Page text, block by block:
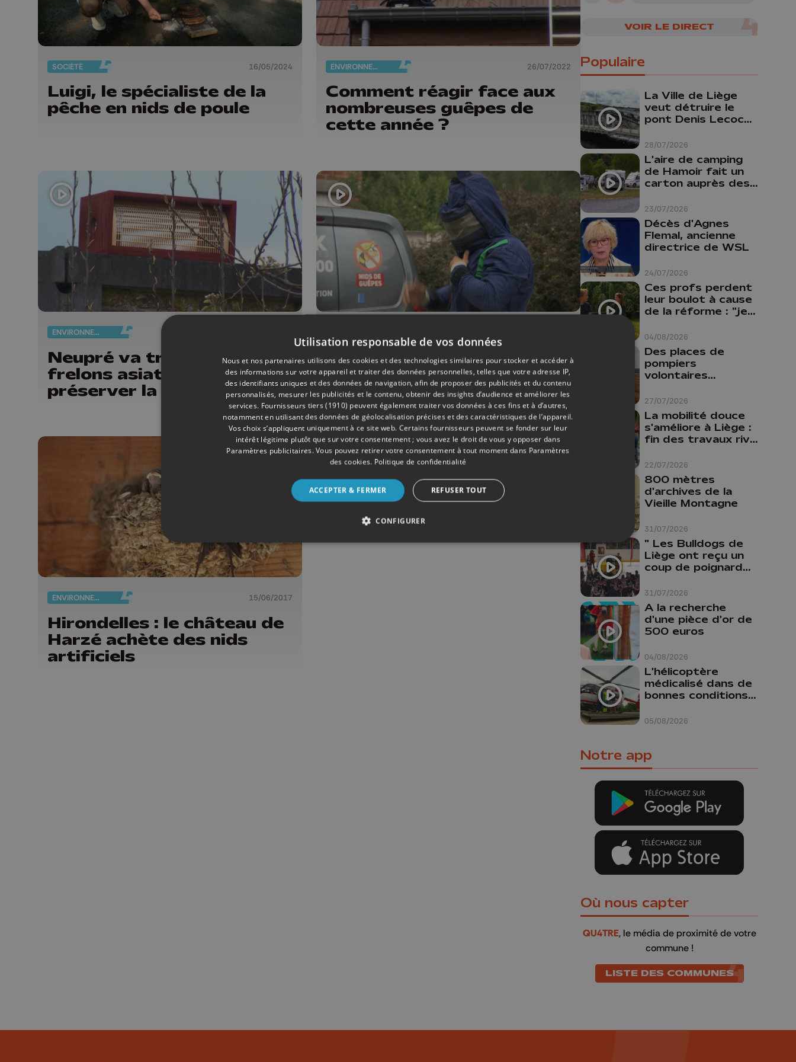
SOCIÉTÉ 16/05/2024
Luigi, le spécialiste de la
pêche en nids de poule
ENVIRONNEMENT 26/07/2022
Comment réagir face aux
nombreuses guêpes de
cette année ?
ENVIRONNEMENT
Neupré va traquer les
frelons asiatiques pour
préserver la biodiversité
Les guêpes, ces insectes
indésirables!
ENVIRONNEMENT 15/06/2017
Hirondelles : le château de
Harzé achète des nids
artificiels
VOIR LE DIRECT
Populaire
28/07/2026
La Ville de Liège
veut détruire le
pont Denis Lecocq
budget pour le
faire
23/07/2026
L'aire de camping
de Hamoir fait un
carton auprès des
24/07/2026
Décès d'Agnes
Flemal, ancienne
directrice de WSL
04/08/2026
Ces profs perdent
leur boulot à cause
de la réforme : "je
comme prof que
comme
pharmacienne"
27/07/2026
Des places de
pompiers
volontaires
province de Liège :
"Un citoyen qui
n'est formé ne
peut pas nous
aider"
22/07/2026
La mobilité douce
s'améliore à Liège :
fin des travaux rive
cyclo-piétonnes
Avroy et
Guillemins...
31/07/2026
800 mètres
d'archives de la
Vieille Montagne
31/07/2026
" Les Bulldogs de
Liège ont reçu un
coup de poignard
04/08/2026
A la recherche
d'une pièce d'or de
500 euros
05/08/2026
L'hélicoptère
médicalisé dans de
bonnes conditions à
Notre app
Où nous capter
QU4TRE, le média de proximité de votre
commune !
LISTE DES COMMUNES
Utilisation responsable de vos données
Nous et nos partenaires utilisons des cookies et des technologies similaires pour stocker et accéder à
des informations sur votre appareil et traiter des données personnelles, telles que votre adresse IP,
des identifiants uniques et des données de navigation, afin de proposer des publicités et du contenu
personnalisés, mesurer les publicités et le contenu, obtenir des insights d’audience et améliorer les
services. Fournisseurs tiers (1910) peuvent également traiter vos données à ces fins et à d’autres,
notamment en utilisant des données de géolocalisation précises et des caractéristiques de l’appareil.
Vos choix s’appliquent uniquement à ce site web. Certains fournisseurs peuvent se fonder sur leur
intérêt légitime plutôt que sur votre consentement ; vous avez le droit de vous y opposer dans
Paramètres publicitaires. Vous pouvez retirer votre consentement à tout moment dans Paramètres
des cookies. Politique de confidentialité
ACCEPTER & FERMER REFUSER TOUT
CONFIGURER